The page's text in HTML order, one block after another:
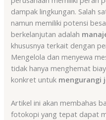
dampak lingkungan. Salah
namun memiliki potensi
berkelanjutan adalah
khususnya terkait dengan
Mengelola dan menyewa
tidak hanya menghemat
konkret untuk mengurangi
Artikel ini akan membahas
fotokopi yang tepat dapat